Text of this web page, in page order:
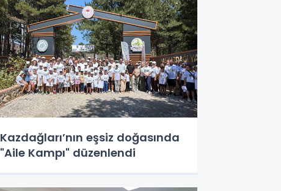
Kazdağları’nın eşsiz doğasında
"Aile Kampı" düzenlendi